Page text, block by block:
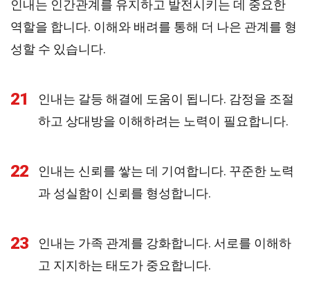
인내는 인간관계를 유지하고 발전시키는 데 중요한
역할을 합니다. 이해와 배려를 통해 더 나은 관계를 형
성할 수 있습니다.
21
인내는 갈등 해결에 도움이 됩니다. 감정을 조절
하고 상대방을 이해하려는 노력이 필요합니다.
22
인내는 신뢰를 쌓는 데 기여합니다. 꾸준한 노력
과 성실함이 신뢰를 형성합니다.
23
인내는 가족 관계를 강화합니다. 서로를 이해하
고 지지하는 태도가 중요합니다.